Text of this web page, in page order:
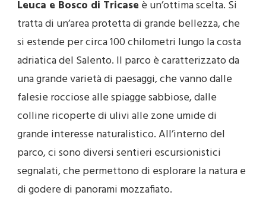
Leuca e Bosco di Tricase è un’ottima scelta. Si
tratta di un’area protetta di grande bellezza, che
si estende per circa 100 chilometri lungo la costa
adriatica del Salento. Il parco è caratterizzato da
una grande varietà di paesaggi, che vanno dalle
falesie rocciose alle spiagge sabbiose, dalle
colline ricoperte di ulivi alle zone umide di
grande interesse naturalistico. All’interno del
parco, ci sono diversi sentieri escursionistici
segnalati, che permettono di esplorare la natura e
di godere di panorami mozzafiato.